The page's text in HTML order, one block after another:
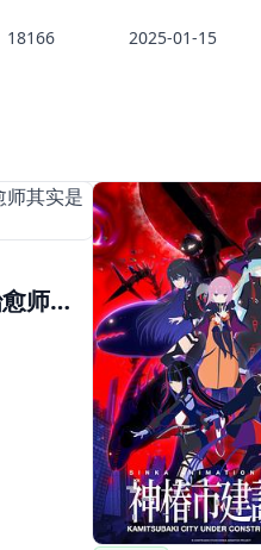
18166 2025-01-15
被队伍驱逐的治愈师其实是最强的